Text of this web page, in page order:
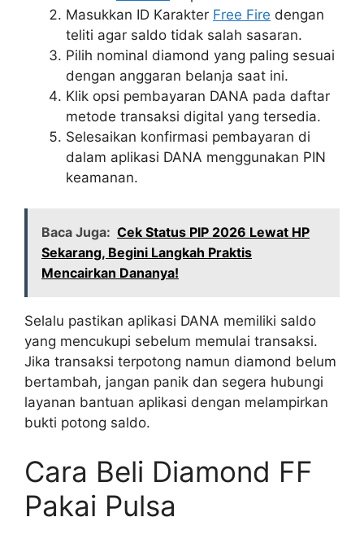
Masukkan ID Karakter Free Fire dengan
teliti agar saldo tidak salah sasaran.
Pilih nominal diamond yang paling sesuai
dengan anggaran belanja saat ini.
Klik opsi pembayaran DANA pada daftar
metode transaksi digital yang tersedia.
Selesaikan konfirmasi pembayaran di
dalam aplikasi DANA menggunakan PIN
keamanan.
Baca Juga: Cek Status PIP 2026 Lewat HP
Sekarang, Begini Langkah Praktis
Mencairkan Dananya!
Selalu pastikan aplikasi DANA memiliki saldo
yang mencukupi sebelum memulai transaksi.
Jika transaksi terpotong namun diamond belum
bertambah, jangan panik dan segera hubungi
layanan bantuan aplikasi dengan melampirkan
bukti potong saldo.
Cara Beli Diamond FF
Pakai Pulsa